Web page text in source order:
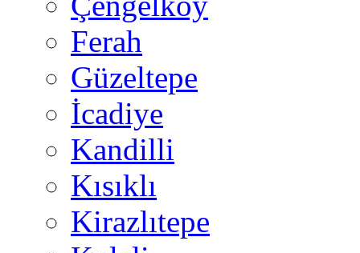
Ferah
Güzeltepe
İcadiye
Kandilli
Kısıklı
Kirazlıtepe